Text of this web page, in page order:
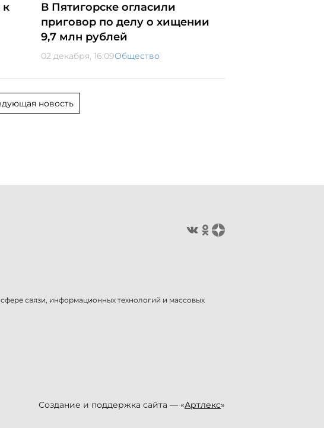
к
В Пятигорске огласили
приговор по делу о хищении
9,7 млн рублей
02 декабря, 16:09Общество
новость
связи, информационных технологий и массовых
Создание и поддержка сайта — «Артлекс»